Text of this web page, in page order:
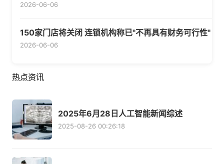
2026-06-06
150家门店将关闭 连锁机构称已"不再具有财务可行性"
2026-06-06
热点资讯
2025年6月28日人工智能新闻综述
2025-08-26 00:26:18